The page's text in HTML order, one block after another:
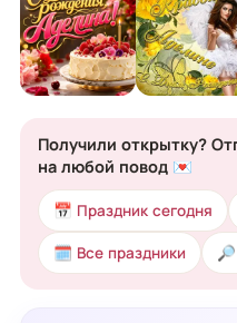
Получили открытку?
на любой повод 💌
📅 Праздник сегодня
🗓 Все праздники